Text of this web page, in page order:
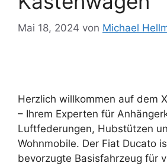
Mai 18, 2024 von Michael
Herzlich willkommen auf dem
– Ihrem Experten für
Luftfederungen, Hubstützen
Wohnmobile. Der Fiat Ducato
bevorzugte Basisfahrzeug für